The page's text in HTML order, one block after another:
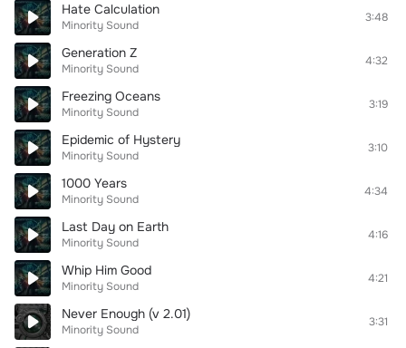
Hate Calculation
Minority Sound
3:48
Generation Z
Minority Sound
4:32
Freezing Oceans
Minority Sound
3:19
Epidemic of Hystery
Minority Sound
3:10
1000 Years
Minority Sound
4:34
Last Day on Earth
Minority Sound
4:16
Whip Him Good
Minority Sound
4:21
Never Enough (v 2.01)
Minority Sound
3:31